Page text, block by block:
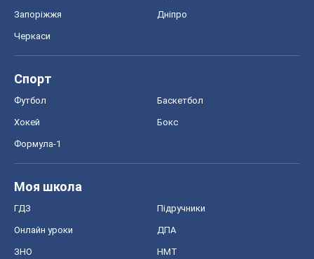
Запоріжжя Дніпро
Черкаси
Спорт
Футбол Баскетбол
Хокей Бокс
Формула-1
Моя школа
ГДЗ Підручники
Онлайн уроки ДПА
ЗНО НМТ